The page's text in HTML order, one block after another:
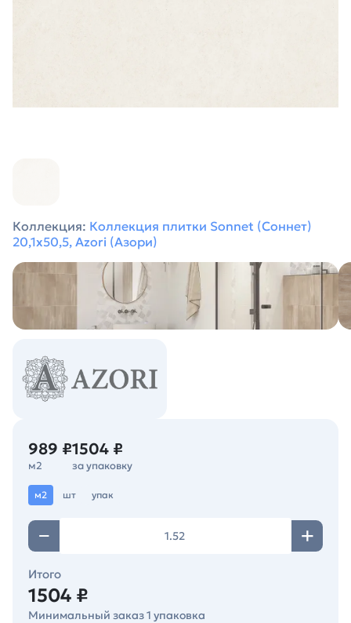
Коллекция: Коллекция плитки Sonnet (Соннет)
20,1х50,5, Azori (Азори)
989 ₽
м2
1504 ₽
за упаковку
м2 шт упак
Итого
1504 ₽
Минимальный заказ 1 упаковка